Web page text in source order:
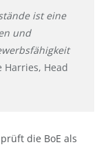
ist eine
und
Harries, Head
die BoE als